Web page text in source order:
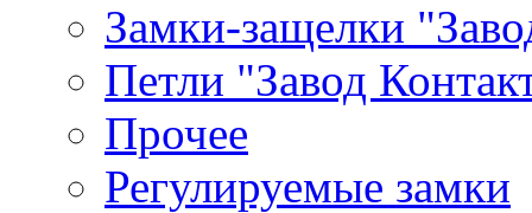
Замки-защелки
Петли "Завод
Прочее
Регулируемые замки